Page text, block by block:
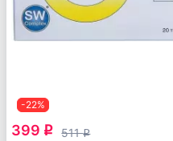
-22%
399 q 511q